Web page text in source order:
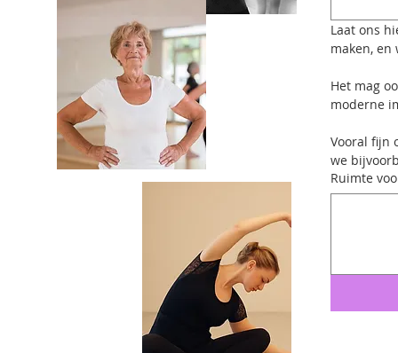
Laat ons
Het mag
moderne
Vooral fijn
we
Ruimte